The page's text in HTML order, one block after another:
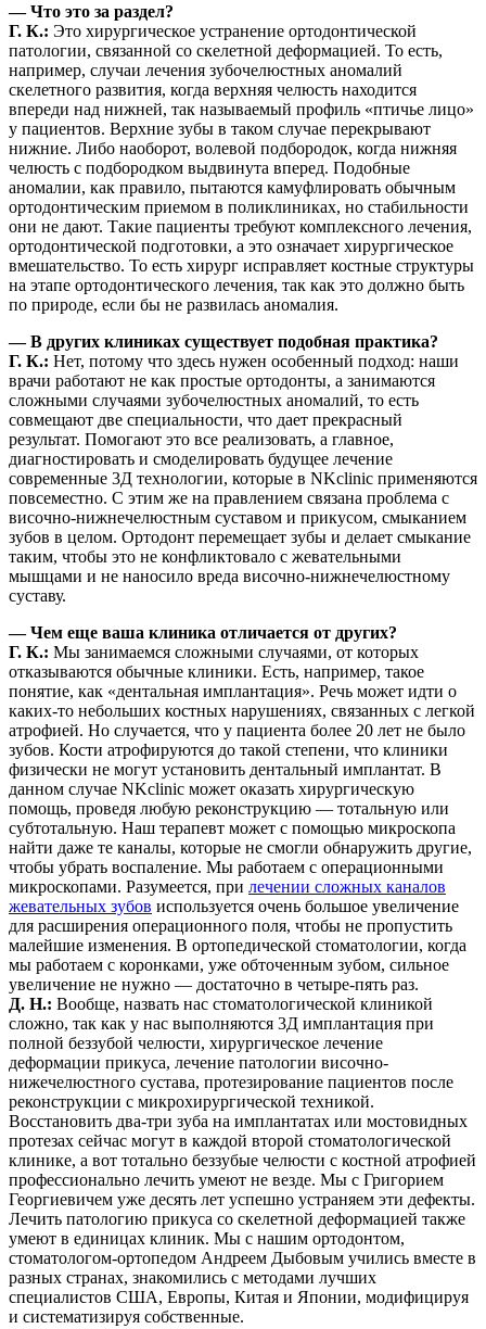
— Что это за раздел?
Г. К.: Это хирургическое устранение ортодонтической
патологии, связанной со скелетной деформацией. То есть,
например, случаи лечения зубочелюстных аномалий
скелетного развития, когда верхняя челюсть находится
впереди над нижней, так называемый профиль «птичье лицо»
у пациентов. Верхние зубы в таком случае перекрывают
нижние. Либо наоборот, волевой подбородок, когда нижняя
челюсть с подбородком выдвинута вперед. Подобные
аномалии, как правило, пытаются камуфлировать обычным
ортодонтическим приемом в поликлиниках, но стабильности
они не дают. Такие пациенты требуют комплексного лечения,
ортодонтической подготовки, а это означает хирургическое
вмешательство. То есть хирург исправляет костные структуры
на этапе ортодонтического лечения, так как это должно быть
по природе, если бы не развилась аномалия.
— В других клиниках существует подобная практика?
Г. К.: Нет, потому что здесь нужен особенный подход: наши
врачи работают не как простые ортодонты, а занимаются
сложными случаями зубочелюстных аномалий, то есть
совмещают две специальности, что дает прекрасный
результат. Помогают это все реализовать, а главное,
диагностировать и смоделировать будущее лечение
современные 3Д технологии, которые в NKclinic применяются
повсеместно. С этим же на правлением связана проблема с
височно-нижнечелюстным суставом и прикусом, смыканием
зубов в целом. Ортодонт перемещает зубы и делает смыкание
таким, чтобы это не конфликтовало с жевательными
мышцами и не наносило вреда височно-нижнечелюстному
суставу.
— Чем еще ваша клиника отличается от других?
Г. К.: Мы занимаемся сложными случаями, от которых
отказываются обычные клиники. Есть, например, такое
понятие, как «дентальная имплантация». Речь может идти о
каких-то небольших костных нарушениях, связанных с легкой
атрофией. Но случается, что у пациента более 20 лет не было
зубов. Кости атрофируются до такой степени, что клиники
физически не могут установить дентальный имплантат. В
данном случае NKclinic может оказать хирургическую
помощь, проведя любую реконструкцию — тотальную или
субтотальную. Наш терапевт может с помощью микроскопа
найти даже те каналы, которые не смогли обнаружить другие,
чтобы убрать воспаление. Мы работаем с операционными
микроскопами. Разумеется, при лечении сложных каналов
жевательных зубов используется очень большое увеличение
для расширения операционного поля, чтобы не пропустить
малейшие изменения. В ортопедической стоматологии, когда
мы работаем с коронками, уже обточенным зубом, сильное
увеличение не нужно — достаточно в четыре-пять раз.
Д. Н.: Вообще, назвать нас стоматологической клиникой
сложно, так как у нас выполняются 3Д имплантация при
полной беззубой челюсти, хирургическое лечение
деформации прикуса, лечение патологии височно-
нижечелюстного сустава, протезирование пациентов после
реконструкции с микрохирургической техникой.
Восстановить два-три зуба на имплантатах или мостовидных
протезах сейчас могут в каждой второй стоматологической
клинике, а вот тотально беззубые челюсти с костной атрофией
профессионально лечить умеют не везде. Мы с Григорием
Георгиевичем уже десять лет успешно устраняем эти дефекты.
Лечить патологию прикуса со скелетной деформацией также
умеют в единицах клиник. Мы с нашим ортодонтом,
стоматологом-ортопедом Андреем Дыбовым учились вместе в
разных странах, знакомились с методами лучших
специалистов США, Европы, Китая и Японии, модифицируя
и систематизируя собственные.